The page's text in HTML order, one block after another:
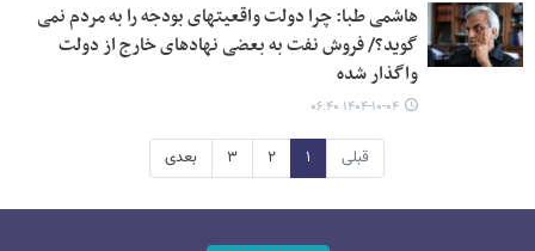
هاشمی طبا: چرا دولت واقعیتهای بودجه را به مردم نمی
گوید؟/ فروش نفت به بعضی نهادهای خارج از دولت
واگذار شده
۱۴۰۴-۱۰-۰۴ ۰۶:۴۰
قبلی ۱ ۲ ۳ بعدی